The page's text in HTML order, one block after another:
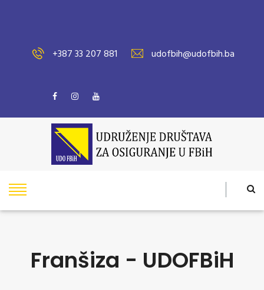
+387 33 207 881 udofbih@udofbih.ba
Franšiza - UDOFBiH